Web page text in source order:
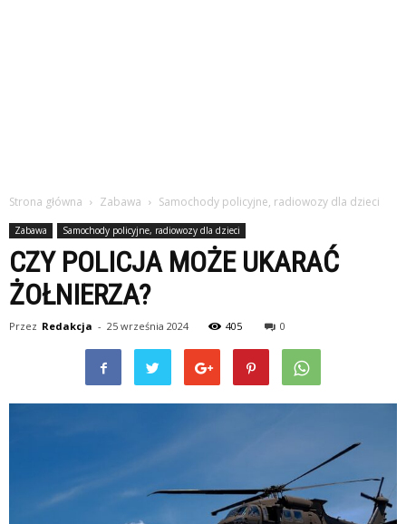
Strona główna Zabawa Samochody policyjne, radiowozy dla dzieci
Zabawa Samochody policyjne, radiowozy dla dzieci
CZY POLICJA MOŻE UKARAĆ
ŻOŁNIERZA?
Przez Redakcja - 25 września 2024 405 0